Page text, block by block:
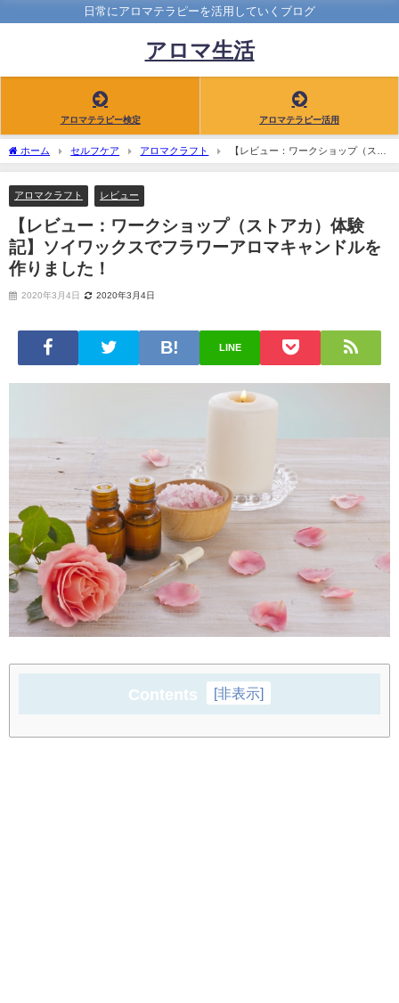
日常にアロマテラピーを活用していくブログ
アロマ生活
アロマテラピー検定 アロマテラピー活用
ホーム セルフケア アロマクラフト
【レビュー：ワークショップ（スト
アカ）体験記】ソイワックスでフラワーアロマキャンドルを作りました！
アロマクラフト レビュー
【レビュー：ワークショップ（ストアカ）体験
記】ソイワックスでフラワーアロマキャンドルを
作りました！
2020年3月4日 2020年3月4日
LINE
Contents [非表示]